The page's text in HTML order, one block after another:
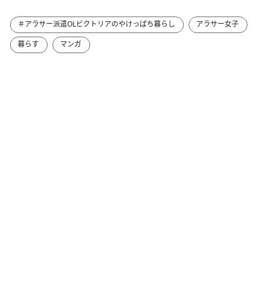
＃アラサー派遣OLビクトリアのやけっぱち暮らし
アラサー女子
暮らす
マンガ